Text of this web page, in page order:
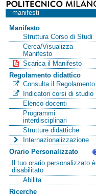
manifesti
Manifesto
Struttura Corso di Studi
Cerca/Visualizza
Manifesto
Scarica il Manifesto
Regolamento didattico
Consulta il Regolamento
Indicatori corsi di studio
Elenco docenti
Programmi
interdisciplinari
Strutture didattiche
Internazionalizzazione
Orario Personalizzato
Il tuo orario personalizzato è
disabilitato
Abilita
Ricerche